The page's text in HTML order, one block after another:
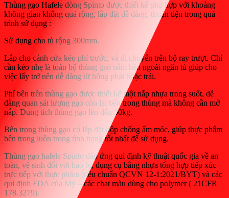
Thùng gạo Hafele dòng Spinto được thiết kế phù hợp với khoảng
không gian không quá rộng, lắp đặt dễ dàng, thuận tiện trong quá
trình sử dụng :
Sử dụng cho tủ rộng 300mm.
Lắp cho cánh cửa kéo phí trước, và di chuyển trên bộ ray trượt. Chỉ
cần kéo nhẹ là toàn bộ thùng gạo nằm bên ngoài ngăn tủ giúp cho
việc lấy trở nên dễ dàng từ hông phải hoặc trái.
Phí bên trên thùng gạo được thiết kế một nắp nhựa trong suốt, dễ
dàng quan sát lượng gạo còn lại bên trong thùng mà không cần mở
nắp. Dung tích thùng gạo lên đến 30kg.
Bên trong thùng gạo có lắp đặt hộp chống ẩm móc, giúp thực phẩm
bên trong luôn trong tình trạng tốt nhất để sử dụng.
Thùng gạo hafele Spinto đáp ứng qui định kỹ thuật quốc gia về an
toàn, vệ sinh đối với bao bì, dụng cụ bằng nhựa tổng hợp tiếp xúc
trực tiếp với thực phẩm (tiêu chuẩn QCVN 12-1:2021/BYT) và các
qui định FDA của Mỹ – các chat màu dùng cho polymer ( 21CFR
178.3279).